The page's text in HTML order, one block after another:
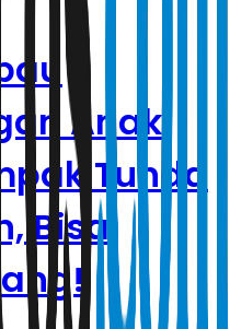
Anak
Tunda
Bisa